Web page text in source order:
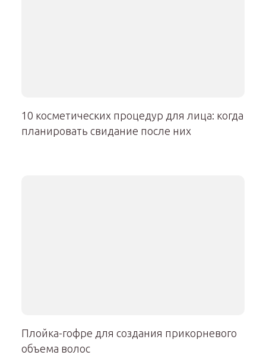
10 косметических процедур для лица: когда
планировать свидание после них
Плойка-гофре для создания прикорневого
объема волос